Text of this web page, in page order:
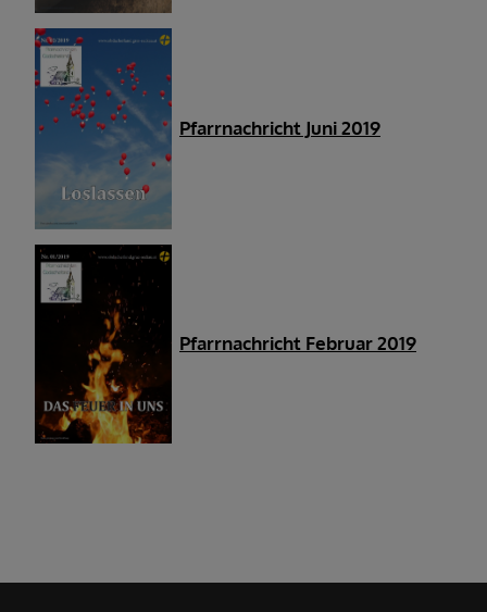
Pfarrnachricht Juni 2019
Pfarrnachricht Februar 2019